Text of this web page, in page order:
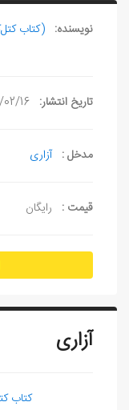
نویسنده: (کتاب
تاریخ انتشار: 16
مدخل : آزاری
قیمت : رایگان
آزاری
کتاب